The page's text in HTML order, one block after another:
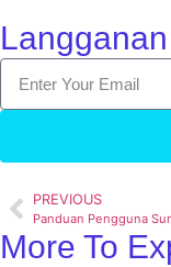
PREVIOUS
Panduan Pengguna
More To